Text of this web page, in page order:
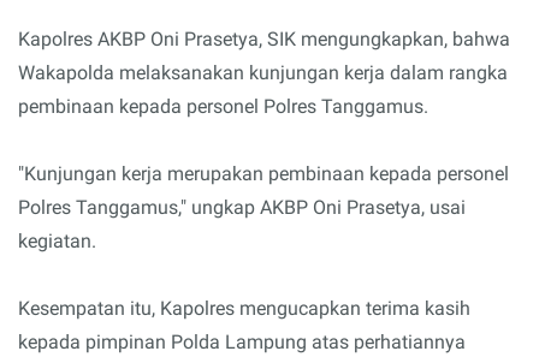
Kapolres AKBP Oni Prasetya, SIK mengungkapkan, bahwa
Wakapolda melaksanakan kunjungan kerja dalam rangka
pembinaan kepada personel Polres Tanggamus.
"Kunjungan kerja merupakan pembinaan kepada personel
Polres Tanggamus," ungkap AKBP Oni Prasetya, usai
kegiatan.
Kesempatan itu, Kapolres mengucapkan terima kasih
kepada pimpinan Polda Lampung atas perhatiannya